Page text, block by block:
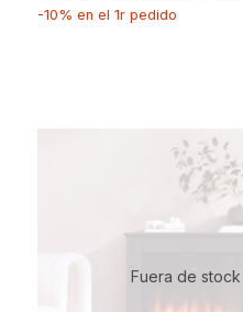
-10% en el 1r pedido
Fuera de stock